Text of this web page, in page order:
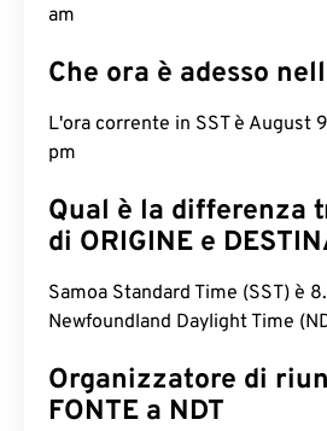
am
Che ora è adesso
L'ora corrente in SST è August
pm
Qual è la differenza
di ORIGINE e
Samoa Standard Time (SST) è
Newfoundland Daylight Time
Organizzatore di
FONTE a NDT